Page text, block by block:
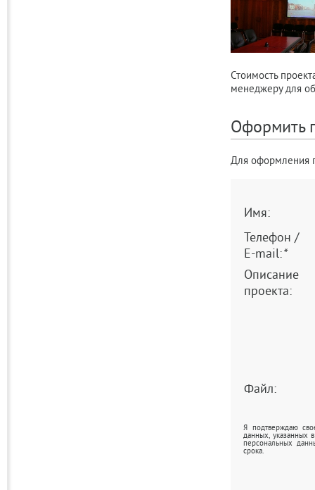
Стоимость
менеджеру для
Оформить
Для оформления
Имя:
Телефон /
E-mail:*
Описание
проекта:
Файл:
Я подтверждаю
данных, указанных
персональных
срока.